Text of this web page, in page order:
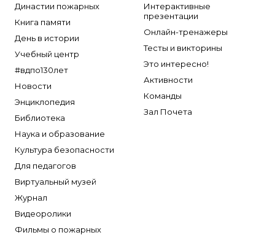
Династии пожарных
Книга памяти
День в истории
Учебный центр
#вдпо130лет
Новости
Энциклопедия
Библиотека
Наука и образование
Культура безопасности
Для педагогов
Виртуальный музей
Журнал
Видеоролики
Фильмы о пожарных
Интерактивные
презентации
Онлайн-тренажеры
Тесты и викторины
Это интересно!
Активности
Команды
Зал Почета